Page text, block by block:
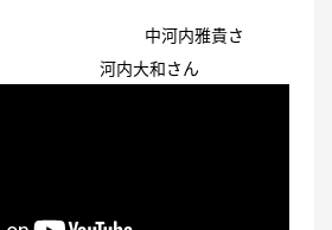
ん 中河内雅貴さ
内大和さん